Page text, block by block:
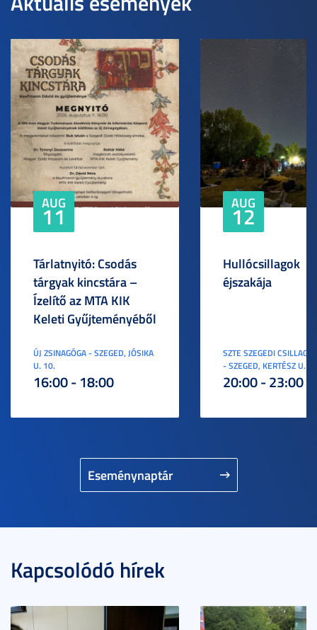
Eseménynaptár
AUG
11
Tárlatnyitó: Csodás
tárgyak kincstára –
Ízelítő az MTA KIK
Keleti Gyűjteményéből
ÚJ ZSINAGÓGA - SZEGED, JÓSIKA
U. 10.
16:00 - 18:00
AUG
12
Hullócsillagok
éjszakája
SZTE SZEGEDI
- SZEGED, KERTÉSZ U. 3.
20:00 - 23:00
Kapcsolódó hírek